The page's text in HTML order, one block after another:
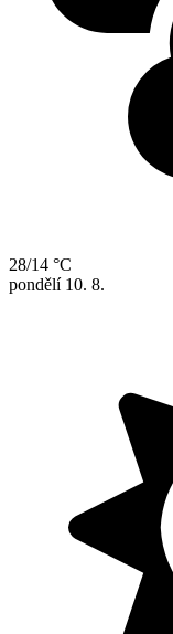
28/14 °C
pondělí 10. 8.